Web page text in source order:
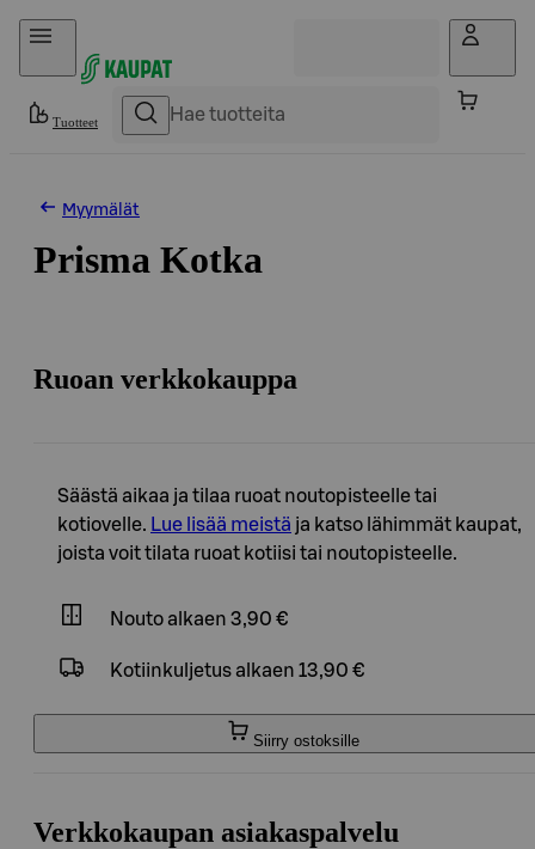
Hyppää sisältöön
Tuotteet
Myymälät
Prisma Kotka
Ruoan verkkokauppa
Säästä aikaa ja tilaa ruoat noutopisteelle tai
kotiovelle. Lue lisää meistä ja katso lähimmät kaupat,
joista voit tilata ruoat kotiisi tai noutopisteelle.
Nouto alkaen 3,90 €
Kotiinkuljetus alkaen 13,90 €
Siirry ostoksille
Verkkokaupan asiakaspalvelu